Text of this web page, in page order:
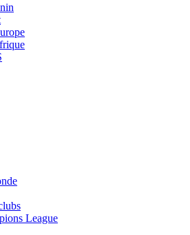
League